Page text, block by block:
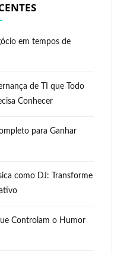
em tempos de
de TI que Todo
Conhecer
para Ganhar
como DJ: Transforme
Controlam o Humor